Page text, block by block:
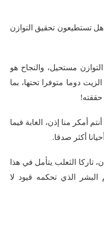
تستطيعون تحقيق التوازن
مستحيل، والنجاح هو
دوما متوفرا تحتها، بما
حققته!
أمكر منا إذن، الغابة فيما
أكثر صدقا.
تاركا الثعلب يتأمل في هذا
البشر الذي تحكمه قيود لا